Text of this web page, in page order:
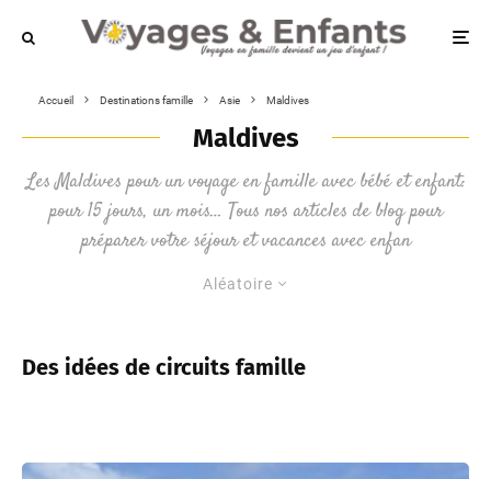
Accueil Destinations famille Asie Maldives
Maldives
Les Maldives pour un voyage en famille avec bébé et enfant:
pour 15 jours, un mois… Tous nos articles de blog pour
préparer votre séjour et vacances avec enfan
Aléatoire
Des idées de circuits famille